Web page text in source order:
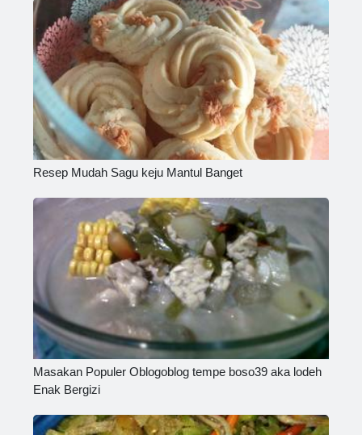
Resep Mudah Sagu keju Mantul Banget
Masakan Populer Oblogoblog tempe boso39 aka lodeh
Enak Bergizi